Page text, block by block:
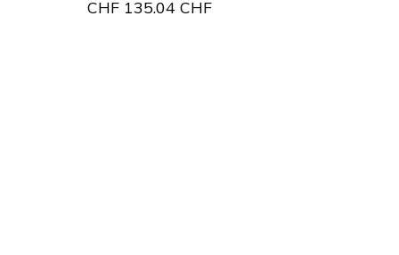
CHF 135.04 CHF